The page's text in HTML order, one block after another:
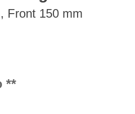
Front 150 mm
**